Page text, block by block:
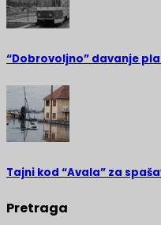
“Dobrovoljno” davanje
Tajni kod “Avala” za
Pretraga